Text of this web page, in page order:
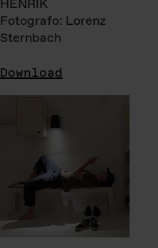
HENRIK
Fotografo: Lorenz
Sternbach
Download